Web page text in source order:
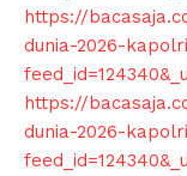
https://
dunia-2026-
https://
dunia-2026-